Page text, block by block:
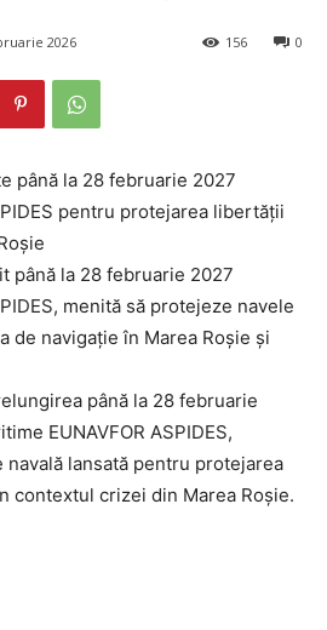
2026 0
156
până la 28 februarie 2027
menită să protejeze navele
de navigație în Marea Roșie și
până la 28 februarie
EUNAVFOR ASPIDES,
lansată pentru protejarea
contextul crizei din Marea Roșie.